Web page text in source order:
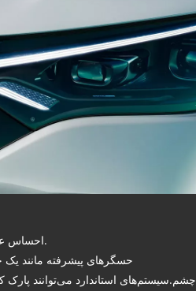
احساس عمیق از محیط اطراف خود.
حسگرهای پیشرفته مانند
چشم.سیستم‌های استاندارد می‌توانند پارک